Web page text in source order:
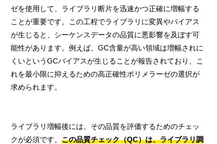
ゼを使用して、ライブラリ断片を迅速かつ正確に増幅する
ことが重要です。この工程でライブラリに変異やバイアス
が生じると、シーケンスデータの品質に悪影響を及ぼす可
能性があります。例えば、GC含量が高い領域は増幅されに
くいというGCバイアスが生じることが報告されており、こ
れを最小限に抑えるための高正確性ポリメラーゼの選択が
求められます。
ライブラリ増幅後には、その品質を評価するためのチェッ
クが必須です。この品質チェック（QC）は、ライブラリ調